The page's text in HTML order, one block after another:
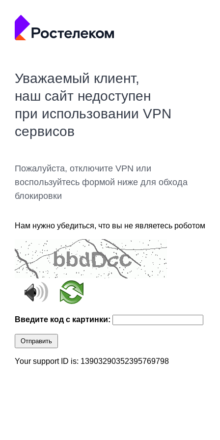
Уважаемый клиент,
наш сайт недоступен
при использовании VPN
сервисов
Пожалуйста, отключите VPN или
воспользуйтесь формой ниже для обхода
блокировки
Нам нужно убедиться, что вы не являетесь роботом
Введите код с картинки:
Отправить
Your support ID is: 13903290352395769798